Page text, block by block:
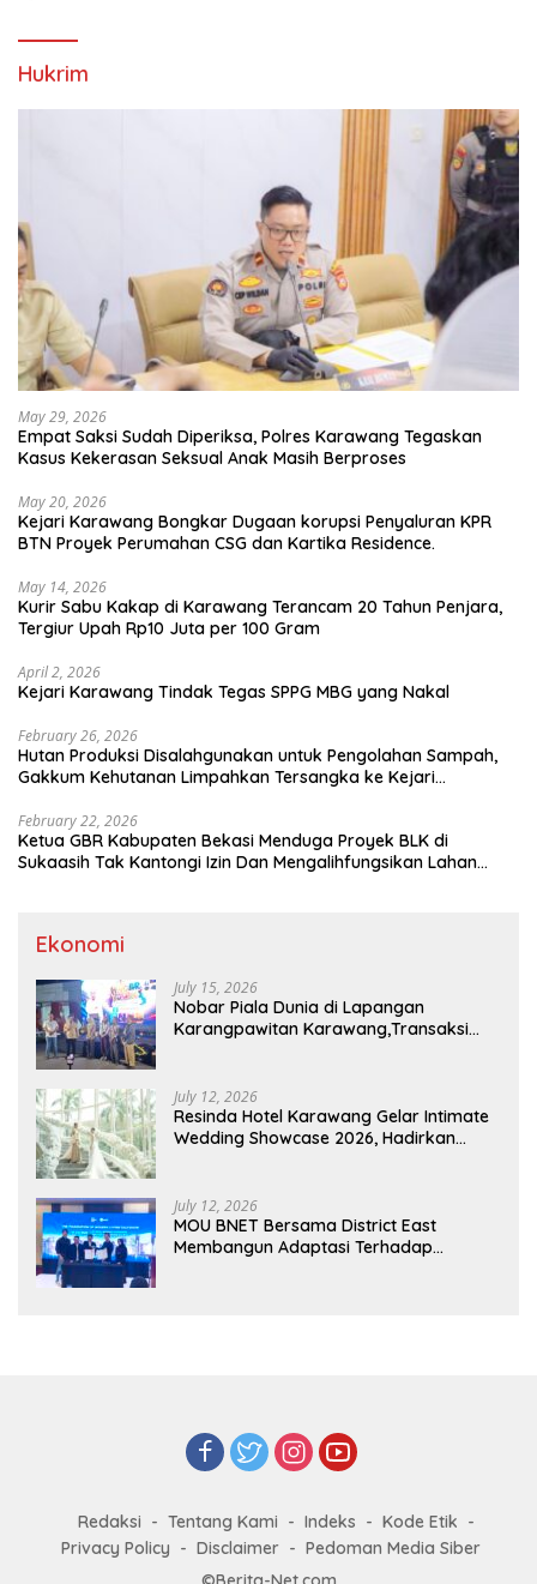
Hukrim
May 29, 2026
Empat Saksi Sudah Diperiksa, Polres Karawang Tegaskan
Kasus Kekerasan Seksual Anak Masih Berproses
May 20, 2026
Kejari Karawang Bongkar Dugaan korupsi Penyaluran KPR
BTN Proyek Perumahan CSG dan Kartika Residence.
May 14, 2026
Kurir Sabu Kakap di Karawang Terancam 20 Tahun Penjara,
Tergiur Upah Rp10 Juta per 100 Gram
April 2, 2026
Kejari Karawang Tindak Tegas SPPG MBG yang Nakal
February 26, 2026
Hutan Produksi Disalahgunakan untuk Pengolahan Sampah,
Gakkum Kehutanan Limpahkan Tersangka ke Kejari
February 22, 2026
Ketua GBR Kabupaten Bekasi Menduga Proyek BLK di
Sukaasih Tak Kantongi Izin Dan Mengalihfungsikan Lahan
Ekonomi
July 15, 2026
Nobar Piala Dunia di Lapangan
Karangpawitan Karawang,Transaksi
July 12, 2026
Resinda Hotel Karawang Gelar Intimate
Wedding Showcase 2026, Hadirkan
July 12, 2026
MOU BNET Bersama District East
Membangun Adaptasi Terhadap
Redaksi Tentang Kami Indeks
Kode Etik
Privacy Policy
Disclaimer
Pedoman Media Siber